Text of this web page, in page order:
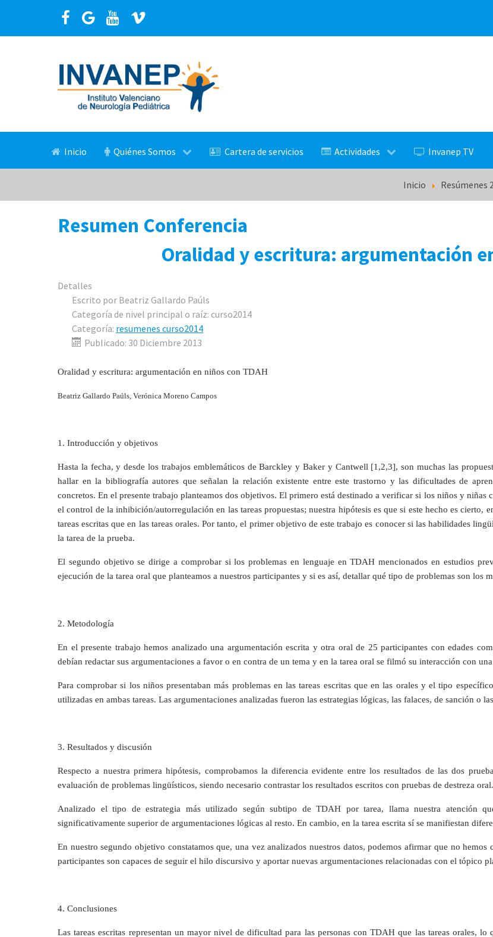
Inicio Quiénes Somos Cartera de servicios Actividades Invanep TV
Inicio Resúmenes
Resumen Conferencia
Oralidad y escritura: argumentación
Detalles
Escrito por Beatriz Gallardo Paúls
Categoría de nivel principal o raíz: curso2014
Categoría: resumenes curso2014
Publicado: 30 Diciembre 2013
Oralidad y escritura: argumentación en niños con TDAH
Beatriz Gallardo Paúls, Verónica Moreno Campos
1. Introducción y objetivos
Hasta la fecha, y desde los trabajos emblemáticos de Barckley y Baker y Cantwell [1,2,3], son muchas las
hallar en la bibliografía autores que señalan la relación existente entre este trastorno y las dificultades de
concretos. En el presente trabajo planteamos dos objetivos. El primero está destinado a verificar si los niños y
el control de la inhibición/autorregulación en las tareas propuestas; nuestra hipótesis es que si este hecho es cierto,
tareas escritas que en las tareas orales. Por tanto, el primer objetivo de este trabajo es conocer si las habilidades
la tarea de la prueba.
El segundo objetivo se dirige a comprobar si los problemas en lenguaje en TDAH mencionados en estudios
ejecución de la tarea oral que planteamos a nuestros participantes y si es así, detallar qué tipo de problemas son los
2. Metodología
En el presente trabajo hemos analizado una argumentación escrita y otra oral de 25 participantes con edades
debían redactar sus argumentaciones a favor o en contra de un tema y en la tarea oral se filmó su interacción con
Para comprobar si los niños presentaban más problemas en las tareas escritas que en las orales y el tipo
utilizadas en ambas tareas. Las argumentaciones analizadas fueron las estrategias lógicas, las falaces, de sanción o
3. Resultados y discusión
Respecto a nuestra primera hipótesis, comprobamos la diferencia evidente entre los resultados de las dos
evaluación de problemas lingüísticos, siendo necesario contrastar los resultados escritos con pruebas de destreza oral.
Analizado el tipo de estrategia más utilizado según subtipo de TDAH por tarea, llama nuestra atención
significativamente superior de argumentaciones lógicas al resto. En cambio, en la tarea escrita sí se manifiestan
En nuestro segundo objetivo constatamos que, una vez analizados nuestros datos, podemos afirmar que no
participantes son capaces de seguir el hilo discursivo y aportar nuevas argumentaciones relacionadas con el tópico
4. Conclusiones
Las tareas escritas representan un mayor nivel de dificultad para las personas con TDAH que las tareas orales,